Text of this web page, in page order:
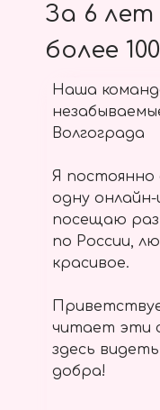
За 6
более
Наша
Волгограда
Я постоянно
одну
посещаю
по России,
красивое.
читает эти
здесь
добра!